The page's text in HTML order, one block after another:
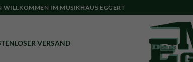
WILLKOMMEN IM MUSIKHAUS EGGERT
VERSAND